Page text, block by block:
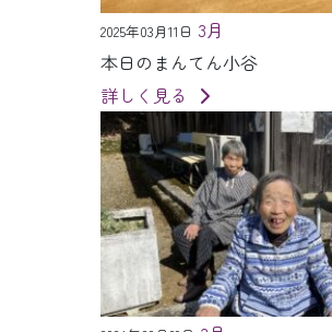
2025年03月11日 3月
本日のまんてん小谷
詳しく見る